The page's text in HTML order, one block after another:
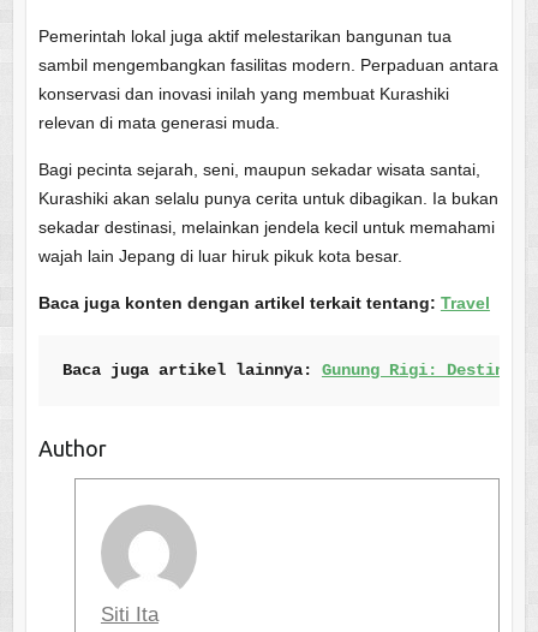
Pemerintah lokal juga aktif melestarikan bangunan tua
sambil mengembangkan fasilitas modern. Perpaduan antara
konservasi dan inovasi inilah yang membuat Kurashiki
relevan di mata generasi muda.
Bagi pecinta sejarah, seni, maupun sekadar wisata santai,
Kurashiki akan selalu punya cerita untuk dibagikan. Ia bukan
sekadar destinasi, melainkan jendela kecil untuk memahami
wajah lain Jepang di luar hiruk pikuk kota besar.
Baca juga konten dengan artikel terkait tentang: Travel
Baca juga artikel lainnya: Gunung Rigi: Destinasi
Author
Siti Ita